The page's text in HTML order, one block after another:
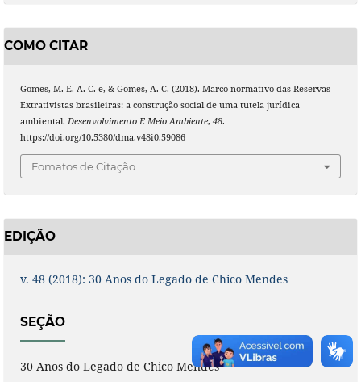
COMO CITAR
Gomes, M. E. A. C. e, & Gomes, A. C. (2018). Marco normativo das Reservas
Extrativistas brasileiras: a construção social de uma tutela jurídica
ambiental. Desenvolvimento E Meio Ambiente, 48.
https://doi.org/10.5380/dma.v48i0.59086
Fomatos de Citação
EDIÇÃO
v. 48 (2018): 30 Anos do Legado de Chico Mendes
SEÇÃO
30 Anos do Legado de Chico Mendes